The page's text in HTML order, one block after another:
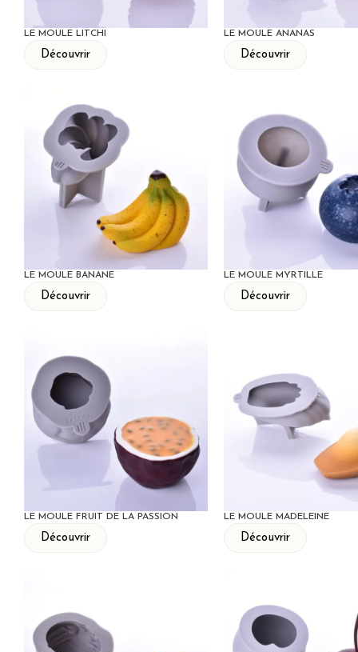
LE MOULE LITCHI
Découvrir
LE MOULE ANANAS
Découvrir
LE MOULE BANANE
Découvrir
LE MOULE MYRTILLE
Découvrir
LE MOULE FRUIT DE LA PASSION
Découvrir
LE MOULE MADELEINE
Découvrir